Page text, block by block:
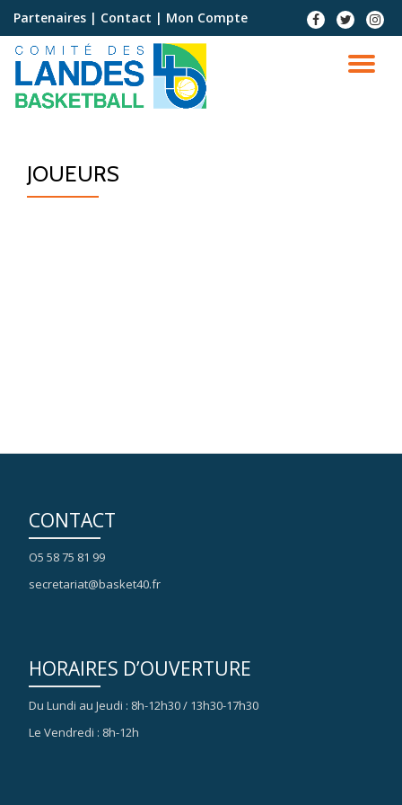
Aller
contenu
Partenaires | Contact | Mon Compte
JOUEURS
CONTACT
O5 58 75 81 99
secretariat@basket40.fr
HORAIRES D’OUVERTURE
Du Lundi au Jeudi : 8h-12h30 / 13h30-17h30
Le Vendredi : 8h-12h